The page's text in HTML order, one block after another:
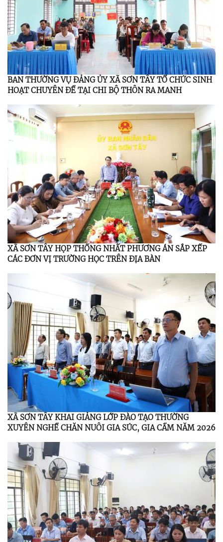
BAN THƯỜNG VỤ ĐẢNG ỦY XÃ SƠN TÂY TỔ CHỨC SINH
HOẠT CHUYÊN ĐỀ TẠI CHI BỘ THÔN RA MANH
XÃ SƠN TÂY HỌP THỐNG NHẤT PHƯƠNG ÁN SẮP XẾP
CÁC ĐƠN VỊ TRƯỜNG HỌC TRÊN ĐỊA BÀN
XÃ SƠN TÂY KHAI GIẢNG LỚP ĐÀO TẠO THƯỜNG
XUYÊN NGHỀ CHĂN NUÔI GIA SÚC, GIA CẦM NĂM 2026